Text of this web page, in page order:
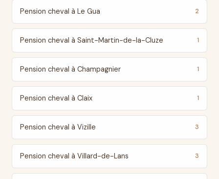
Pension cheval à Le Gua 2
Pension cheval à Saint-Martin-de-la-Cluze 1
Pension cheval à Champagnier 1
Pension cheval à Claix 1
Pension cheval à Vizille 3
Pension cheval à Villard-de-Lans 3